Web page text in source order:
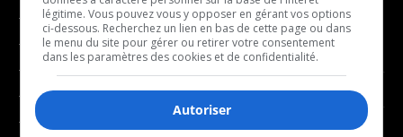
- Affaires municipales
- Communauté / Social
- Culture
- Économie
- Éducation
- Décompte franco
- Joué récemment
BALADOS
légitime. Vous pouvez vous y opposer en gérant vos options
ci-dessous. Recherchez un lien en bas de cette page ou dans
le menu du site pour gérer ou retirer votre consentement
dans les paramètres des cookies et de confidentialité.
Autoriser